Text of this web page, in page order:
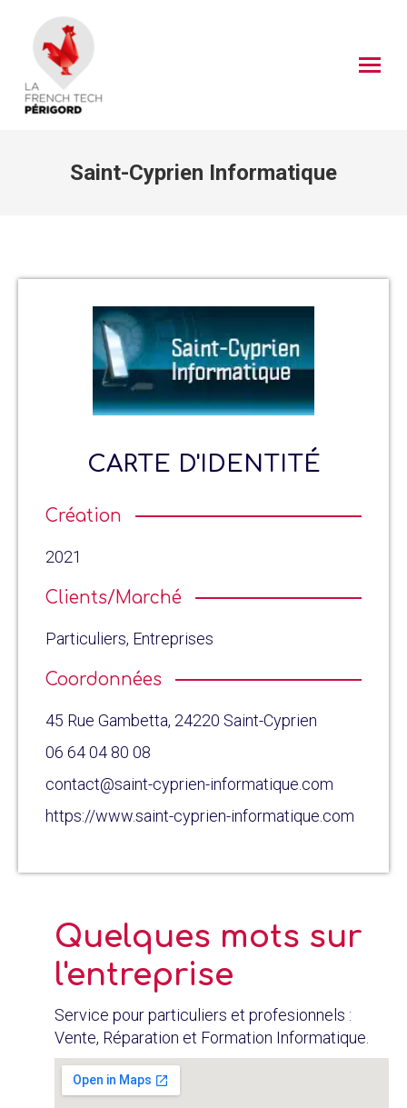
Saint-Cyprien Informatique
CARTE D'IDENTITÉ
Création
2021
Clients/Marché
Particuliers, Entreprises
Coordonnées
45 Rue Gambetta, 24220 Saint-Cyprien
06 64 04 80 08
contact@saint-cyprien-informatique.com
https://www.saint-cyprien-informatique.com
Quelques mots sur
l'entreprise
Service pour particuliers et profesionnels :
Vente, Réparation et Formation Informatique.